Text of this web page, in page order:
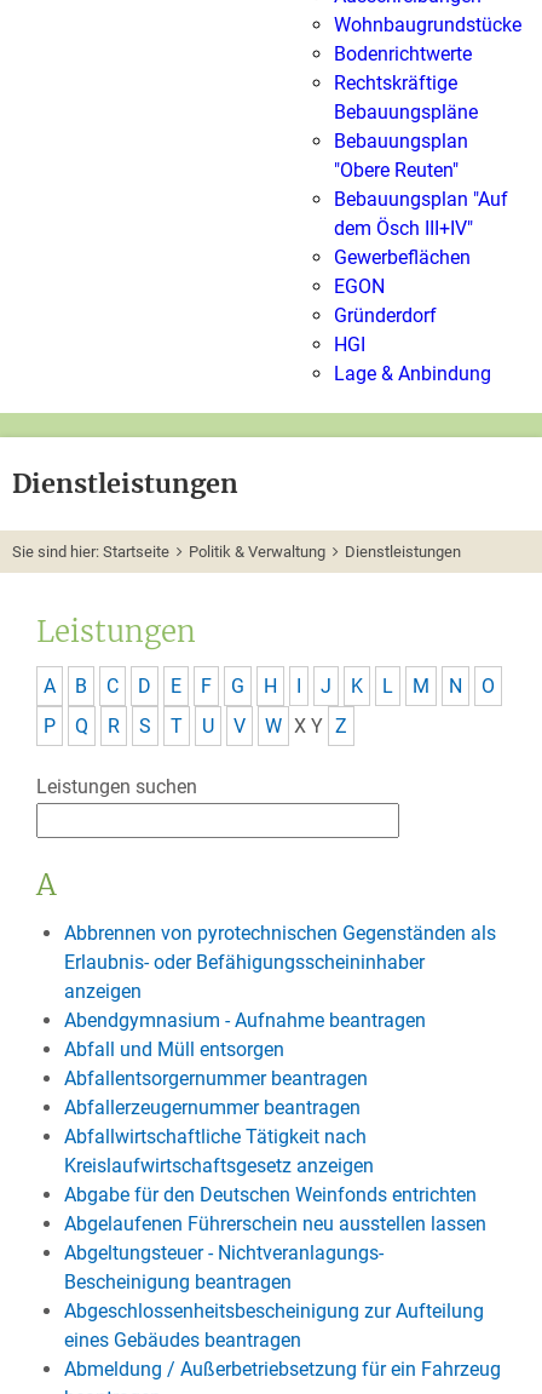
Wohnbaugrundstücke
Bodenrichtwerte
Rechtskräftige
Bebauungspläne
Bebauungsplan
"Obere Reuten"
Bebauungsplan "Auf
dem Ösch III+IV"
Gewerbeflächen
EGON
Gründerdorf
HGI
Lage & Anbindung
Dienstleistungen
Sie sind hier: Startseite Politik & Verwaltung Dienstleistungen
Leistungen
A B C D E F G H I J K L M N
O
P
Q R S T U V W X Y Z
Leistungen suchen
A
Abbrennen von pyrotechnischen Gegenständen als
Erlaubnis- oder Befähigungsscheininhaber
anzeigen
Abendgymnasium - Aufnahme beantragen
Abfall und Müll entsorgen
Abfallentsorgernummer beantragen
Abfallerzeugernummer beantragen
Abfallwirtschaftliche Tätigkeit nach
Kreislaufwirtschaftsgesetz anzeigen
Abgabe für den Deutschen Weinfonds entrichten
Abgelaufenen Führerschein neu ausstellen lassen
Abgeltungsteuer - Nichtveranlagungs-
Bescheinigung beantragen
Abgeschlossenheitsbescheinigung zur Aufteilung
eines Gebäudes beantragen
Abmeldung / Außerbetriebsetzung für ein Fahrzeug